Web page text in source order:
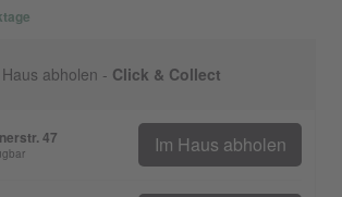
abholen - Click & Collect
47 Im Haus abholen